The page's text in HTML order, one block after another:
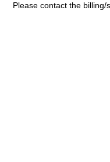
Please contact the